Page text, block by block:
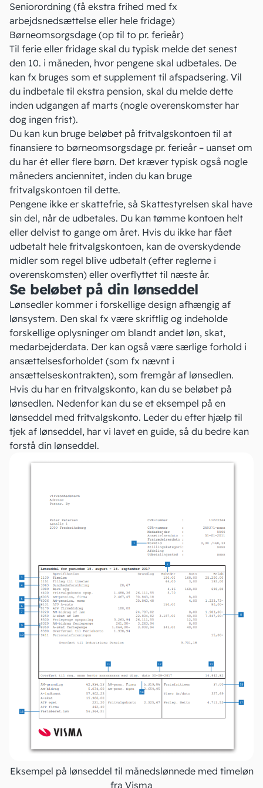
Seniorordning (få ekstra frihed med fx
arbejdsnedsættelse eller hele fridage)
Børneomsorgsdage (op til to pr. ferieår)
Til ferie eller fridage skal du typisk melde det senest
den 10. i måneden, hvor pengene skal udbetales. De
kan fx bruges som et supplement til afspadsering. Vil
du indbetale til ekstra pension, skal du melde dette
inden udgangen af marts (nogle overenskomster har
dog ingen frist).
Du kan kun bruge beløbet på fritvalgskontoen til at
finansiere to børneomsorgsdage pr. ferieår – uanset om
du har ét eller flere børn. Det kræver typisk også nogle
måneders anciennitet, inden du kan bruge
fritvalgskontoen til dette.
Pengene ikke er skattefrie, så Skattestyrelsen skal have
sin del, når de udbetales. Du kan tømme kontoen helt
eller delvist to gange om året. Hvis du ikke har fået
udbetalt hele fritvalgskontoen, kan de overskydende
midler som regel blive udbetalt (efter reglerne i
overenskomsten) eller overflyttet til næste år.
Se beløbet på din lønseddel
Lønsedler kommer i forskellige design afhængig af
lønsystem. Den skal fx være skriftlig og indeholde
forskellige oplysninger om blandt andet løn, skat,
medarbejderdata. Der kan også være særlige forhold i
ansættelsesforholdet (som fx nævnt i
ansættelseskontrakten), som fremgår af lønsedlen.
Hvis du har en fritvalgskonto, kan du se beløbet på
lønsedlen. Nedenfor kan du se et eksempel på en
lønseddel med fritvalgskonto. Leder du efter hjælp til
tjek af lønseddel, har vi lavet en guide, så du bedre kan
forstå din lønseddel.
Eksempel på lønseddel til månedslønnede med timeløn
fra Visma